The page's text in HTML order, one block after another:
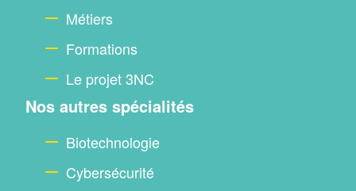
Métiers
Formations
Le projet 3NC
Nos autres spécialités
Biotechnologie
Cybersécurité